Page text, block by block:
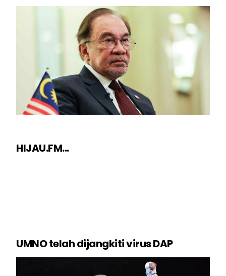
HIJAU.FM...
UMNO telah dijangkiti virus DAP